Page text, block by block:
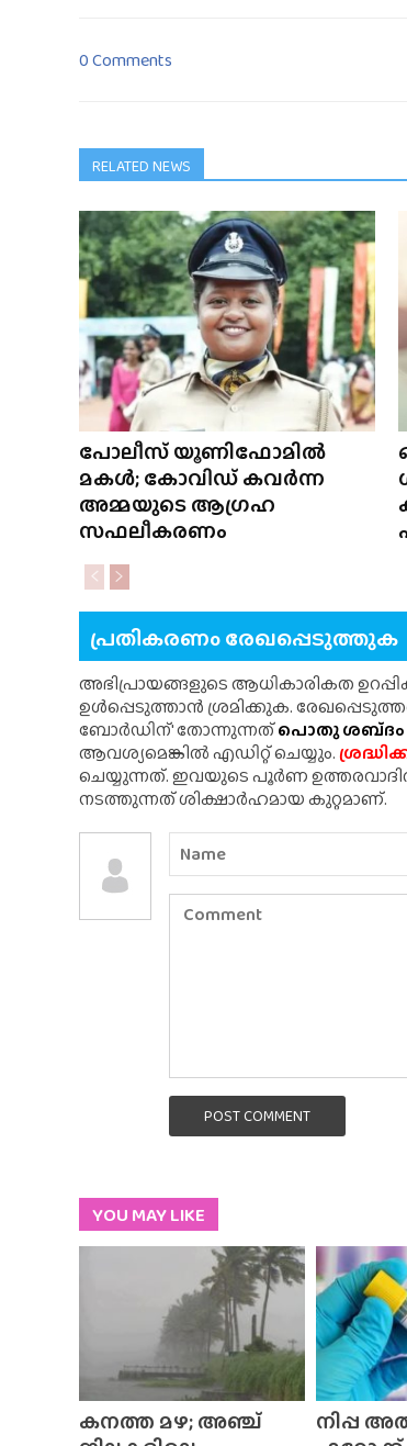
0 Comments
RELATED NEWS
പോലീസ് യൂണിഫോമിൽ
മകൾ; കോവിഡ് കവർന്ന
അമ്മയുടെ ആഗ്രഹ
സഫലീകരണം
പ്രതികരണം രേഖപ്പെടുത്തുക
അഭിപ്രായങ്ങളുടെ ആധികാരികത
ഉൾപ്പെടുത്താൻ ശ്രമിക്കുക.
ബോർഡിന്' തോന്നുന്നത്പൊതു ശബ്‌ദം
ആവശ്യമെങ്കിൽ എഡിറ്റ് ചെയ്യും.
ചെയ്യുന്നത്. ഇവയുടെ പൂർണ
നടത്തുന്നത് ശിക്ഷാർഹമായ കുറ്റമാണ്.
POST COMMENT
YOU MAY LIKE
കനത്ത മഴ; അഞ്ച്
നിപ്പ